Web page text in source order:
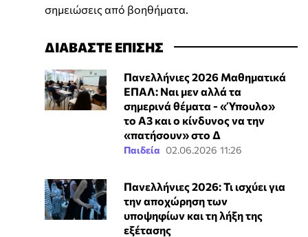
σημειώσεις από βοηθήματα.
ΔΙΑΒΑΣΤΕ ΕΠΙΣΗΣ
Πανελλήνιες 2026 Μαθηματικά
ΕΠΑΛ: Ναι μεν αλλά τα
σημερινά θέματα - «Ύπουλο»
το Α3 και ο κίνδυνος να την
«πατήσουν» στο Δ
Παιδεία 02.06.2026 11:26
Πανελλήνιες 2026: Τι ισχύει για
την αποχώρηση των
υποψηφίων και τη λήξη της
εξέτασης